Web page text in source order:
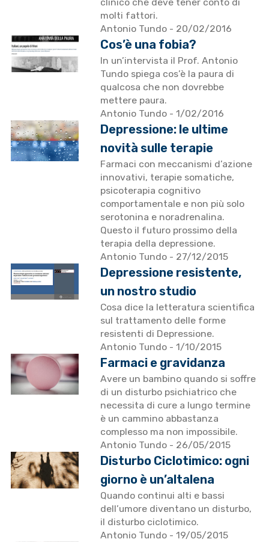
molti fattori.
Antonio Tundo - 20/02/2016
Cos’è una fobia?
In un’intervista il Prof. Antonio
Tundo spiega cos’è la paura di
qualcosa che non dovrebbe
mettere paura.
Antonio Tundo - 1/02/2016
Depressione: le ultime
novità sulle terapie
Farmaci con meccanismi d’azione
innovativi, terapie somatiche,
psicoterapia cognitivo
comportamentale e non più solo
serotonina e noradrenalina.
Questo il futuro prossimo della
terapia della depressione.
Antonio Tundo - 27/12/2015
Depressione resistente,
un nostro studio
Cosa dice la letteratura scientifica
sul trattamento delle forme
resistenti di Depressione.
Antonio Tundo - 1/10/2015
Farmaci e gravidanza
Avere un bambino quando si soffre
di un disturbo psichiatrico che
necessita di cure a lungo termine
è un cammino abbastanza
complesso ma non impossibile.
Antonio Tundo - 26/05/2015
Disturbo Ciclotimico: ogni
giorno è un’altalena
Quando continui alti e bassi
dell’umore diventano un disturbo,
il disturbo ciclotimico.
Antonio Tundo - 19/05/2015